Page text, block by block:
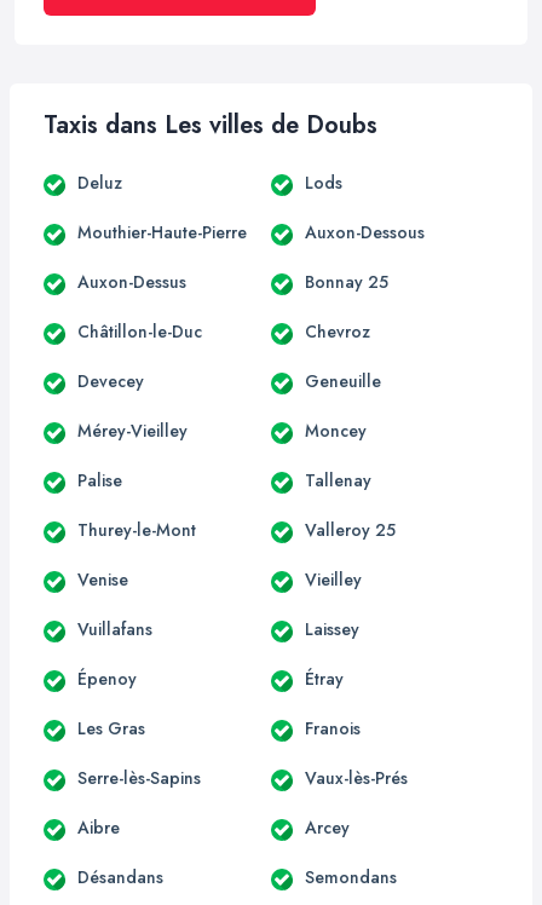
Taxis dans Les villes de Doubs
Deluz Lods
Mouthier-Haute-Pierre Auxon-Dessous
Auxon-Dessus Bonnay 25
Châtillon-le-Duc Chevroz
Devecey Geneuille
Mérey-Vieilley Moncey
Palise Tallenay
Thurey-le-Mont Valleroy 25
Venise Vieilley
Vuillafans Laissey
Épenoy Étray
Les Gras Franois
Serre-lès-Sapins Vaux-lès-Prés
Aibre Arcey
Désandans Semondans